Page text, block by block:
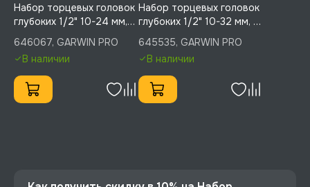
Набор торцевых головок
глубоких 1/2" 10-24 мм,
14 пр. в ложементе EVA,
GARWIN PRO, 646067
646067, GARWIN PRO
В наличии
Набор торцевых головок
глубоких 1/2" 10-32 мм, 13
пр. в ложементе EVA
645535, GARWIN PRO
В наличии